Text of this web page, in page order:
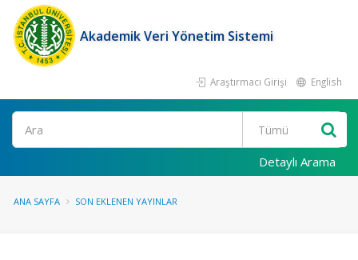
Akademik Veri Yönetim Sistemi
Araştırmacı Girişi English
Ara
Detaylı Arama
ANA SAYFA SON EKLENEN YAYINLAR